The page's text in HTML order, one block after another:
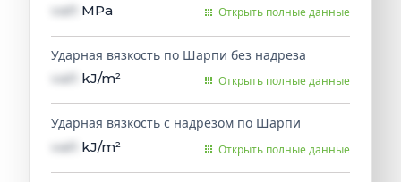
val1 MPa Открыть полные данные
Ударная вязкость по Шарпи без надреза
val1 kJ/m² Открыть полные данные
Ударная вязкость с надрезом по Шарпи
val1 kJ/m² Открыть полные данные